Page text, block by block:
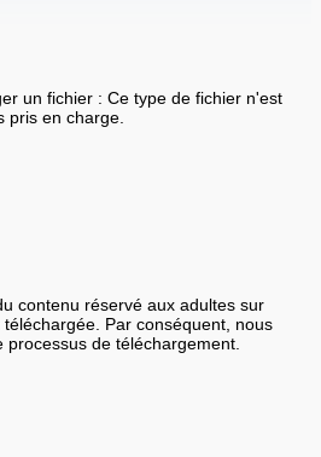
un fichier : Ce type de fichier n'est
pris en charge.
contenu réservé aux adultes sur
Par conséquent, nous
processus de téléchargement.